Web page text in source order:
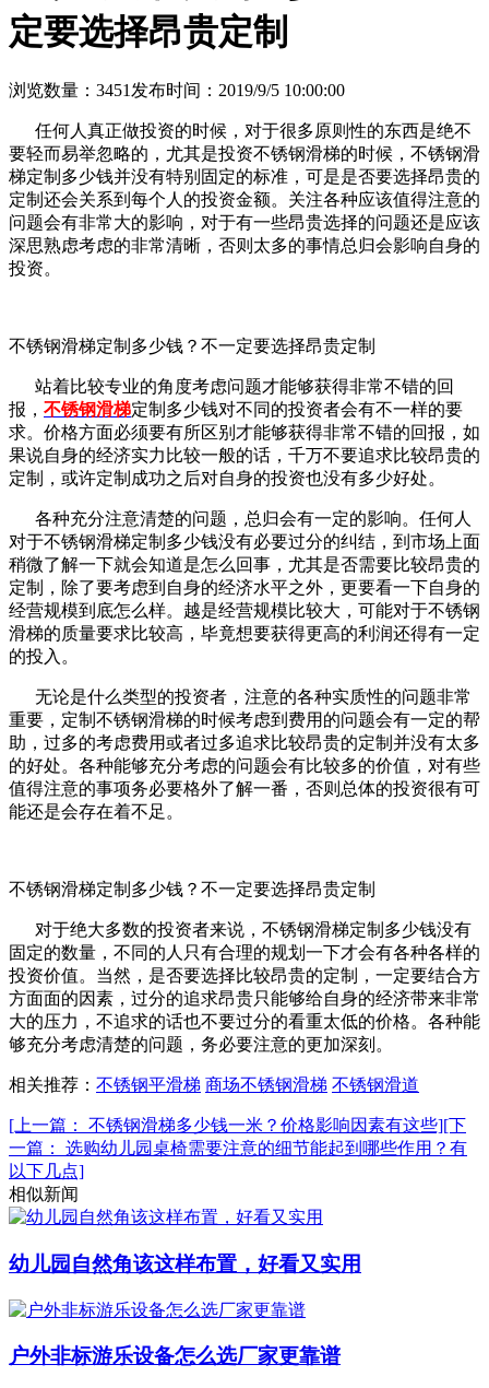
定要选择昂贵定制
浏览数量：3451 发布时间：2019/9/5 10:00:00
任何人真正做投资的时候，对于很多原则性的东西是绝不
要轻而易举忽略的，尤其是投资不锈钢滑梯的时候，不锈钢滑
梯定制多少钱并没有特别固定的标准，可是是否要选择昂贵的
定制还会关系到每个人的投资金额。关注各种应该值得注意的
问题会有非常大的影响，对于有一些昂贵选择的问题还是应该
深思熟虑考虑的非常清晰，否则太多的事情总归会影响自身的
投资。
不锈钢滑梯定制多少钱？不一定要选择昂贵定制
站着比较专业的角度考虑问题才能够获得非常不错的回
报， 不锈钢滑梯定制多少钱对不同的投资者会有不一样的要
求。价格方面必须要有所区别才能够获得非常不错的回报，如
果说自身的经济实力比较一般的话，千万不要追求比较昂贵的
定制，或许定制成功之后对自身的投资也没有多少好处。
各种充分注意清楚的问题，总归会有一定的影响。任何人
对于不锈钢滑梯定制多少钱没有必要过分的纠结，到市场上面
稍微了解一下就会知道是怎么回事，尤其是否需要比较昂贵的
定制，除了要考虑到自身的经济水平之外，更要看一下自身的
经营规模到底怎么样。越是经营规模比较大，可能对于不锈钢
滑梯的质量要求比较高，毕竟想要获得更高的利润还得有一定
的投入。
无论是什么类型的投资者，注意的各种实质性的问题非常
重要，定制不锈钢滑梯的时候考虑到费用的问题会有一定的帮
助，过多的考虑费用或者过多追求比较昂贵的定制并没有太多
的好处。各种能够充分考虑的问题会有比较多的价值，对有些
值得注意的事项务必要格外了解一番，否则总体的投资很有可
能还是会存在着不足。
不锈钢滑梯定制多少钱？不一定要选择昂贵定制
对于绝大多数的投资者来说，不锈钢滑梯定制多少钱没有
固定的数量，不同的人只有合理的规划一下才会有各种各样的
投资价值。当然，是否要选择比较昂贵的定制，一定要结合方
方面面的因素，过分的追求昂贵只能够给自身的经济带来非常
大的压力，不追求的话也不要过分的看重太低的价格。各种能
够充分考虑清楚的问题，务必要注意的更加深刻。
相关推荐： 不锈钢平滑梯 商场不锈钢滑梯 不锈钢滑道
[上一篇： 不锈钢滑梯多少钱一米？价格影响因素有这些][下
一篇： 选购幼儿园桌椅需要注意的细节能起到哪些作用？有
以下几点]
相似新闻
幼儿园自然角该这样布置，好看又实用
户外非标游乐设备怎么选厂家更靠谱